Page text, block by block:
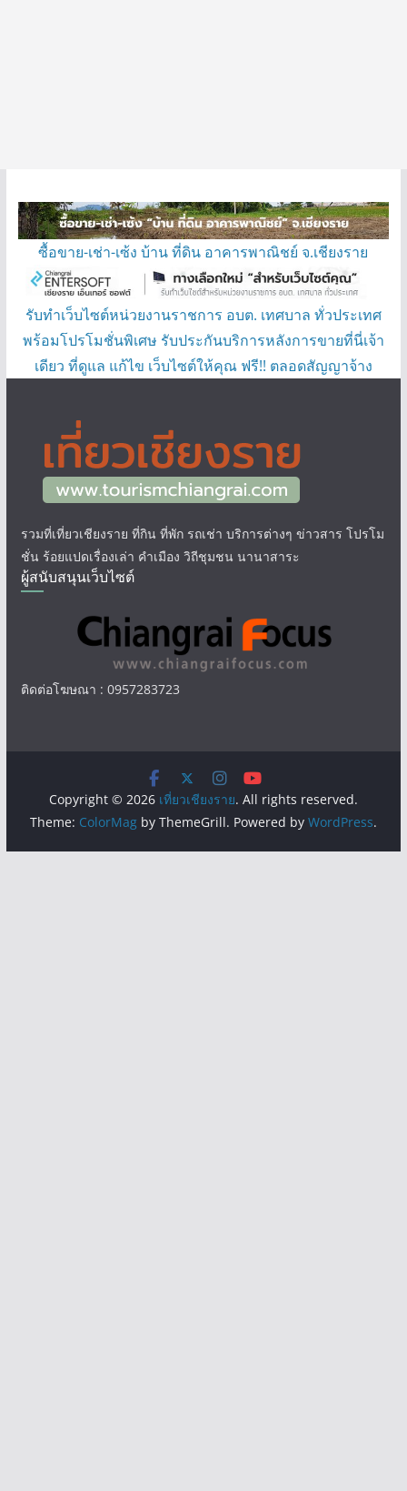
ซื้อขาย-เช่า-เซ้ง บ้าน ที่ดิน อาคารพาณิชย์ จ.เชียงราย
รับทำเว็บไซต์หน่วยงานราชการ อบต. เทศบาล ทั่วประเทศ
พร้อมโปรโมชั่นพิเศษ รับประกันบริการหลังการขายที่นี่เจ้า
เดียว ที่ดูแล แก้ไข เว็บไซต์ให้คุณ ฟรี!! ตลอดสัญญาจ้าง
รวมที่เที่ยวเชียงราย ที่กิน ที่พัก รถเช่า บริการต่างๆ ข่าวสาร โปรโม
ชั่น ร้อยแปดเรื่องเล่า คำเมือง วิถีชุมชน นานาสาระ
ผู้สนับสนุนเว็บไซต์
ติดต่อโฆษณา : 0957283723
Copyright © 2026 เที่ยวเชียงราย. All rights reserved.
Theme: ColorMagby ThemeGrill. Powered by WordPress.